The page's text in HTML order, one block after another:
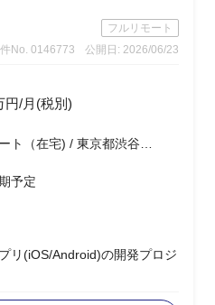
は、あまり難易度は高くな
なディスクトップ調査がメイン
テムを含めたシステム領域
ンサル担当がおり、双方で連
想として期待されているポイン
機能、EC機能、MA&CDP活
ーソナライズCRMなど
フルリモート
No. 0146773
公開日: 2026/06/23
円/月(税別)
ト（在宅) / 東京都渋谷区
予定
リ(iOS/Android)の開発プロジ